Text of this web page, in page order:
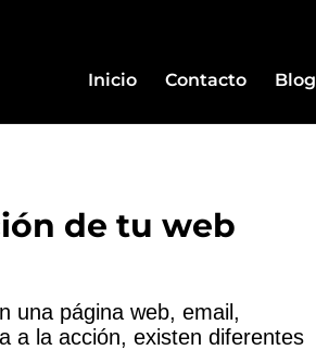
Inicio Contacto Blog
de tu web
una página web, email,
a la acción, existen diferentes